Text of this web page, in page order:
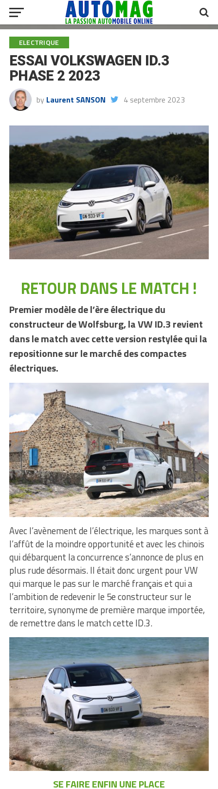
ELECTRIQUE
ESSAI VOLKSWAGEN ID.3
PHASE 2 2023
by Laurent SANSON 4 septembre 2023
RETOUR DANS LE MATCH !
Premier modèle de l’ère électrique du
constructeur de Wolfsburg, la VW ID.3 revient
dans le match avec cette version restylée qui la
repositionne sur le marché des compactes
électriques.
Avec l’avènement de l’électrique, les marques sont à
l’affût de la moindre opportunité et avec les chinois
qui débarquent la concurrence s’annonce de plus en
plus rude désormais. Il était donc urgent pour VW
qui marque le pas sur le marché français et qui a
l’ambition de redevenir le 5e constructeur sur le
territoire, synonyme de première marque importée,
de remettre dans le match cette ID.3.
SE FAIRE ENFIN UNE PLACE